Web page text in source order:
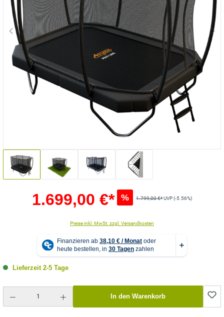
1.699,00 €* % 1.799,00 €*UVP (-5.56%)
Preise inkl. MwSt. zzgl. Versandkosten
Lieferzeit 2-5 Tage
In den Warenkorb